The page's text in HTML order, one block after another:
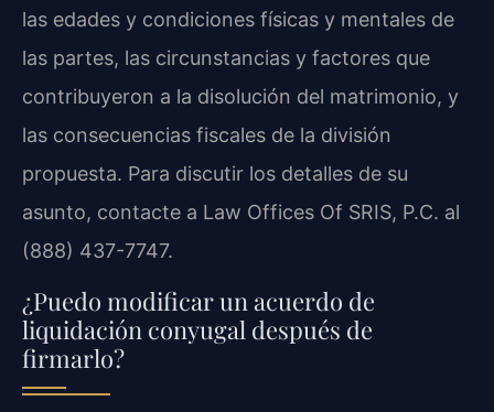
las edades y condiciones físicas y mentales de
las partes, las circunstancias y factores que
contribuyeron a la disolución del matrimonio, y
las consecuencias fiscales de la división
propuesta. Para discutir los detalles de su
asunto, contacte a Law Offices Of SRIS, P.C. al
(888) 437-7747.
¿Puedo modificar un acuerdo de
liquidación conyugal después de
firmarlo?